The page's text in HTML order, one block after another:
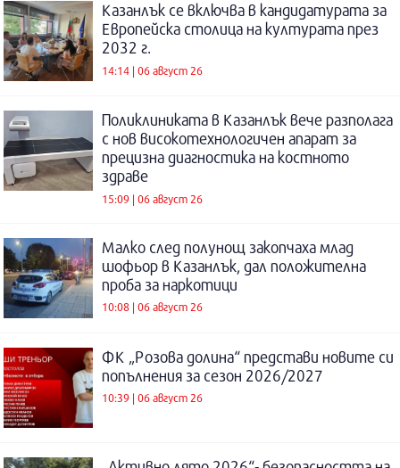
Казанлък се включва в кандидатурата за
Европейска столица на културата през
2032 г.
14:14 | 06 август 26
Поликлиниката в Казанлък вече разполага
с нов високотехнологичен апарат за
прецизна диагностика на костното
здраве
15:09 | 06 август 26
Малко след полунощ закопчаха млад
шофьор в Казанлък, дал положителна
проба за наркотици
10:08 | 06 август 26
ФК „Розова долина“ представи новите си
попълнения за сезон 2026/2027
10:39 | 06 август 26